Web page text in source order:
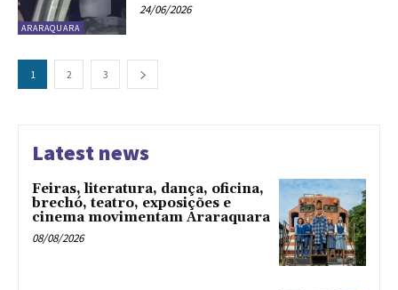
ARARAQUARA
24/06/2026
1 2 3
Latest news
Feiras, literatura, dança, oficina,
brechó, teatro, exposições e
cinema movimentam Araraquara
08/08/2026